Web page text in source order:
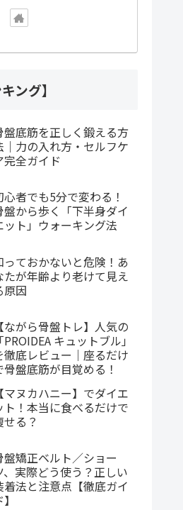
ング】
盤底筋を正しく鍛える方
｜力の入れ方・セルフケ
完全ガイド
心者でも5分で変わる！
盤から歩く「下半身ダイ
ット」ウォーキング法
っておかないと危険！あ
たが年齢より老けて見え
原因
【ながら骨盤トレ】人気の
「PROIDEA キュットブル」
徹底レビュー｜座るだけ
骨盤底筋が目覚める！
【マヌカハニー】でダイエ
ト！本当に食べるだけで
せる？
盤矯正ベルト／ショー
、実際どう使う？正しい
着法と注意点【徹底ガイ